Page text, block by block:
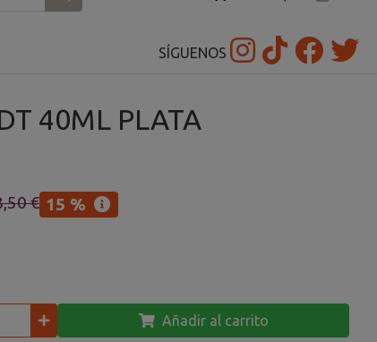
SÍGUENOS
40ML PLATA
€ 15 %
Añadir al carrito